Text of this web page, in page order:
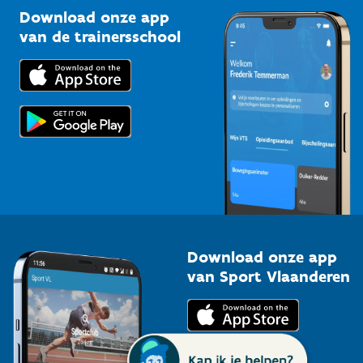
Bedrijven
Trainers en begeleiders
Topsporters
Kennisplatform
Downloads
Voor de pers
Download onze app
van de trainersschool
Download onze app
van Sport Vlaanderen